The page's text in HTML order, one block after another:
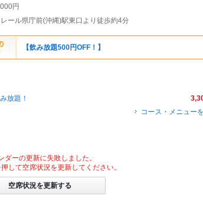
円
ール県庁前(沖縄)駅東口より徒歩約4分
【飲み放題500円OFF！】
放題！
コース・メニュー
ダーの更新に失敗しました。
して空席状況を更新してください。
空席状況を更新する